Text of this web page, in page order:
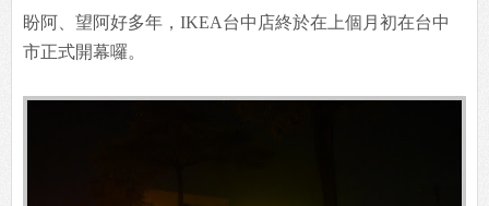
盼阿、望阿好多年，IKEA台中店終於在上個月初在台中
市正式開幕囉。